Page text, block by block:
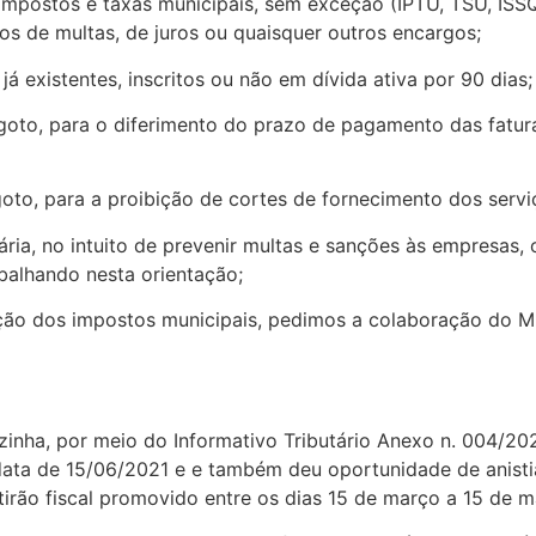
de multas, de juros ou quaisquer outros encargos;
inscritos ou não em dívida ativa por 90 dias;
o diferimento do prazo de pagamento das
a proibição de cortes de fornecimento dos
intuito de prevenir multas e sanções às empresas,
nesta orientação;
dos impostos municipais, pedimos a colaboração do
por meio do Informativo Tributário Anexo n. 004/
de 15/06/2021 e e também deu oportunidade de
fiscal promovido entre os dias 15 de março a 15 de